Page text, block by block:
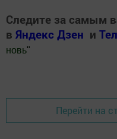
Следите за самым
в Яндекс Дзен и
новь"
Перейти на